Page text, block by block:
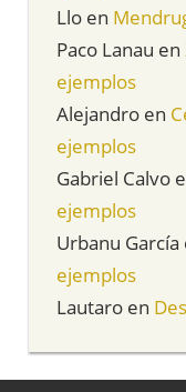
Llo en
Paco Lanau en
ejemplos
Alejandro en
ejemplos
Gabriel Calvo
ejemplos
Urbanu García
ejemplos
Lautaro en